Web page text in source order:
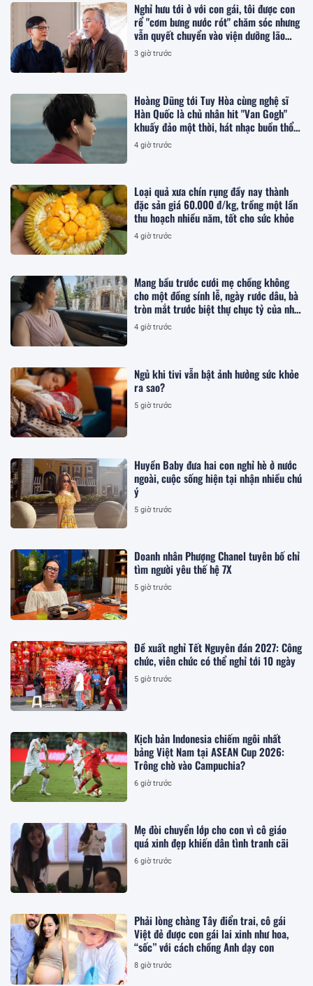
Nghỉ hưu tới ở với con gái, tôi được con
rể "cơm bưng nước rót" chăm sóc nhưng
vẫn quyết chuyển vào viện dưỡng lão
sống
3 giờ trước
Hoàng Dũng tới Tuy Hòa cùng nghệ sĩ
Hàn Quốc là chủ nhân hit "Van Gogh"
khuấy đảo một thời, hát nhạc buồn thổn
thức
4 giờ trước
Loại quả xưa chín rụng đầy nay thành
đặc sản giá 60.000 đ/kg, trồng một lần
thu hoạch nhiều năm, tốt cho sức khỏe
4 giờ trước
Mang bầu trước cưới mẹ chồng không
cho một đồng sính lễ, ngày rước dâu, bà
tròn mắt trước biệt thự chục tỷ của nhà
tôi
4 giờ trước
Ngủ khi tivi vẫn bật ảnh hưởng sức khỏe
ra sao?
5 giờ trước
Huyền Baby đưa hai con nghỉ hè ở nước
ngoài, cuộc sống hiện tại nhận nhiều chú
ý
5 giờ trước
Doanh nhân Phượng Chanel tuyên bố chỉ
tìm người yêu thế hệ 7X
5 giờ trước
Đề xuất nghỉ Tết Nguyên đán 2027: Công
chức, viên chức có thể nghỉ tới 10 ngày
5 giờ trước
Kịch bản Indonesia chiếm ngôi nhất
bảng Việt Nam tại ASEAN Cup 2026:
Trông chờ vào Campuchia?
6 giờ trước
Mẹ đòi chuyển lớp cho con vì cô giáo
quá xinh đẹp khiến dân tình tranh cãi
6 giờ trước
Phải lòng chàng Tây điển trai, cô gái
Việt đẻ được con gái lai xinh như hoa,
“sốc” với cách chồng Anh dạy con
8 giờ trước